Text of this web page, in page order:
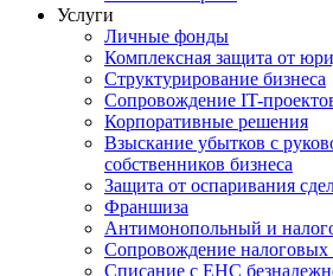
Услуги
Личные фонды
Комплексная защита от
Структурирование бизнеса
Сопровождение IT-
Корпоративные решения
Взыскание убытков с
собственников бизнеса
Защита от оспаривания
Франшиза
Антимонопольный и
Сопровождение налоговых
Списание с ЕНС